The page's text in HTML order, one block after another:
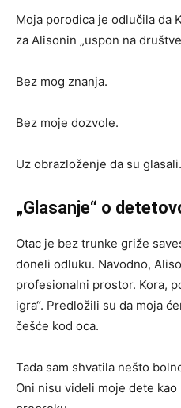
Moja porodica je odlučila da
za Alisonin „uspon na
Bez mog znanja.
Bez moje dozvole.
Uz obrazloženje da su glasali.
„Glasanje“ o
Otac je bez trunke griže
doneli odluku. Navodno,
profesionalni prostor. Kora,
igra“. Predložili su da moja
češće kod oca.
Tada sam shvatila nešto
Oni nisu videli moje dete